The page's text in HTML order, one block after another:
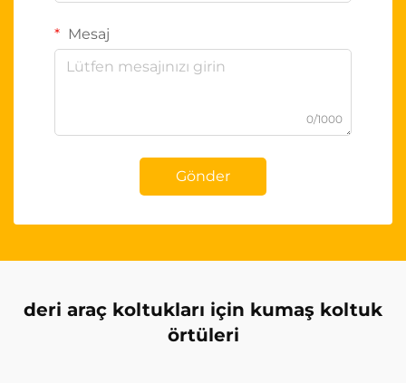
Mesaj
0/1000
Gönder
deri araç koltukları için kumaş koltuk
örtüleri